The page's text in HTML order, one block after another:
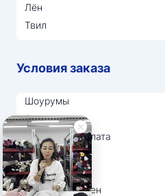
Лён
Твил
Условия заказа
Шоурумы
Отзывы
Доставка и оплата
О нас
Вопрос-ответ
Возврат и обмен